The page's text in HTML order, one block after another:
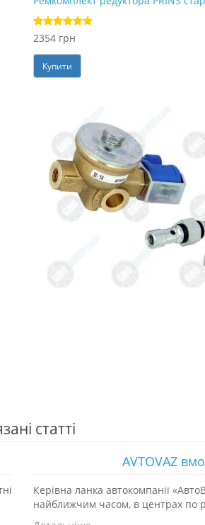
2354 грн
Купити
статті
AVTOVAZ
Керівна ланка автокомпанії
найближчим часом, в центрах по